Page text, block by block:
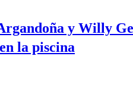
y Willy
la piscina